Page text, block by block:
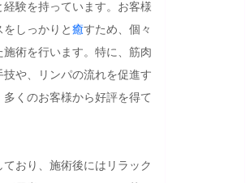
経験を持っています。お客様
しっかりと癒すため、個々
術を行います。特に、筋肉
や、リンパの流れを促進す
多くのお客様から好評を得て
ており、施術後にはリラック